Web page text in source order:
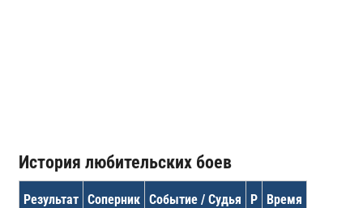
История любительских боев
Результат Соперник Событие / Судья Р Время